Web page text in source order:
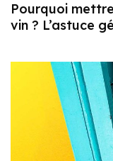
Pourquoi
vin ? L’astuce